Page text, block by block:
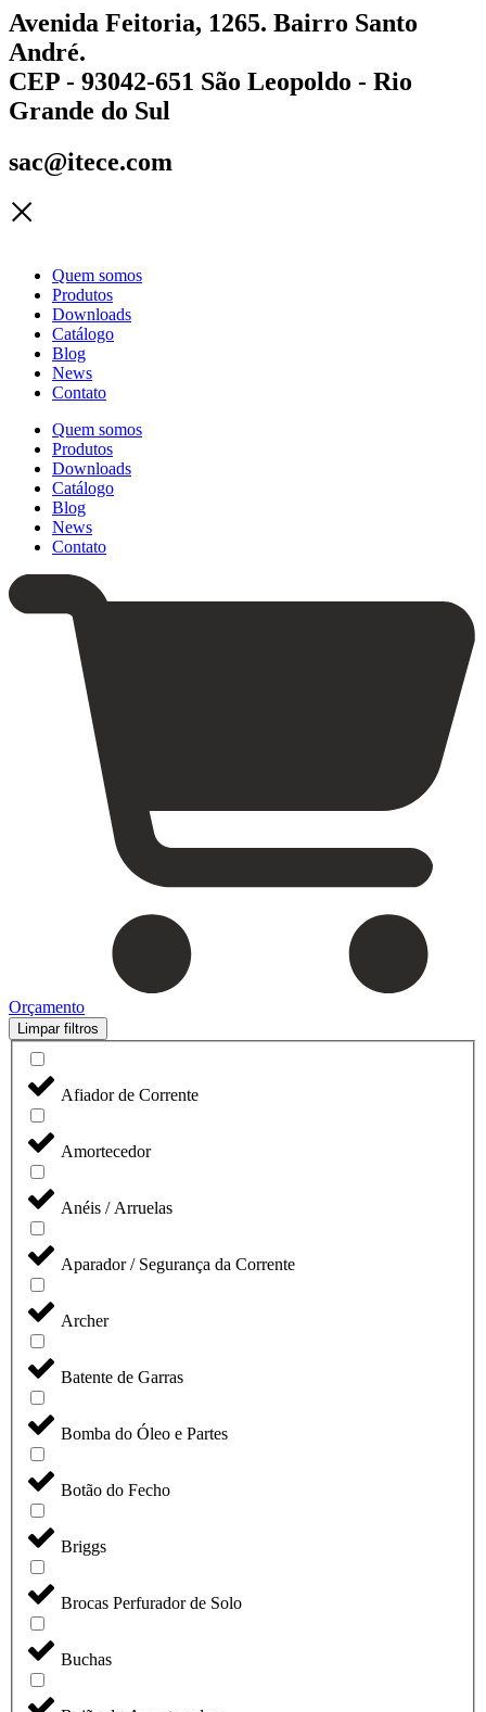
Avenida Feitoria, 1265. Bairro Santo
André.
CEP - 93042-651 São Leopoldo - Rio
Grande do Sul
sac@itece.com
Quem somos
Produtos
Downloads
Catálogo
Blog
News
Contato
Quem somos
Produtos
Downloads
Catálogo
Blog
News
Contato
Orçamento
Limpar filtros
Afiador de Corrente
Amortecedor
Anéis / Arruelas
Aparador / Segurança da Corrente
Archer
Batente de Garras
Bomba do Óleo e Partes
Botão do Fecho
Briggs
Brocas Perfurador de Solo
Buchas